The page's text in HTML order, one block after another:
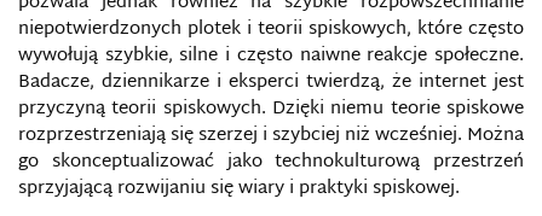
niepotwierdzonych plotek i teorii spiskowych, które często
wywołują szybkie, silne i często naiwne reakcje społeczne.
Badacze, dziennikarze i eksperci twierdzą, że internet jest
przyczyną teorii spiskowych. Dzięki niemu teorie spiskowe
rozprzestrzeniają się szerzej i szybciej niż wcześniej. Można
go skonceptualizować jako technokulturową przestrzeń
sprzyjającą rozwijaniu się wiary i praktyki spiskowej.